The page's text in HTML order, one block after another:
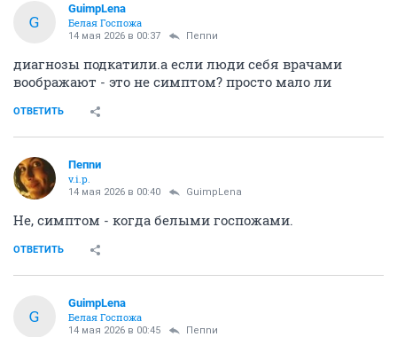
G
GuimpLena
Белая Госпожа
14 мая 2026 в 00:37 Пепnи
диагнозы подкатили.а если люди себя врачами
воображают - это не симптом? просто мало ли
ОТВЕТИТЬ
Пепnи
v.i.p.
14 мая 2026 в 00:40 GuimpLena
Не, симптом - когда белыми госпожами.
ОТВЕТИТЬ
G
GuimpLena
Белая Госпожа
14 мая 2026 в 00:45 Пепnи